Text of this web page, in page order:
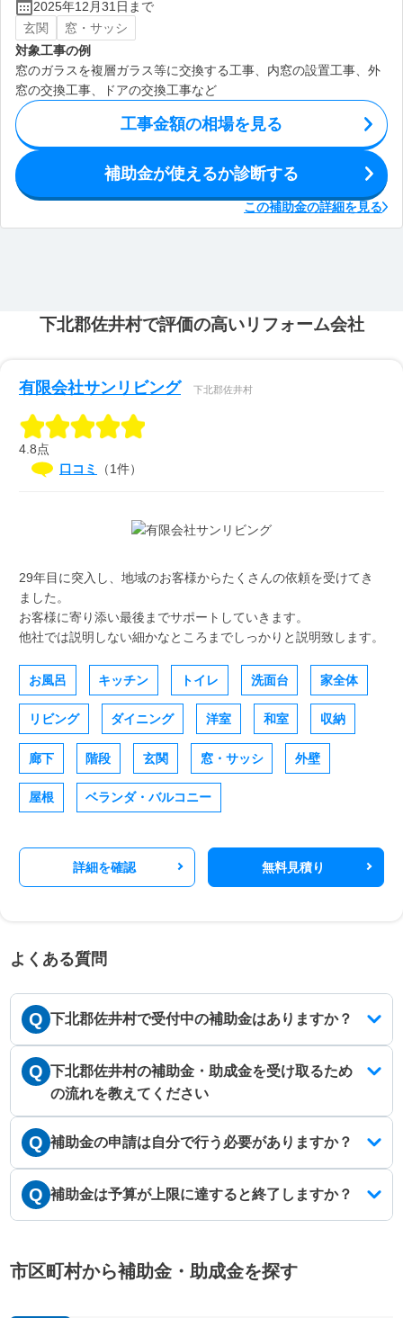
2025年12月31日まで
玄関
窓・サッシ
対象工事の例
窓のガラスを複層ガラス等に交換する工事、内窓の設置工事、外
窓の交換工事、ドアの交換工事など
工事金額の相場を見る
補助金が使えるか診断する
この補助金の詳細を見る
下北郡佐井村で評価の高いリフォーム会社
有限会社サンリビング 下北郡佐井村
4.8点
口コミ
（1件）
29年目に突入し、地域のお客様からたくさんの依頼を受けてき
ました。
お客様に寄り添い最後までサポートしていきます。
他社では説明しない細かなところまでしっかりと説明致します。
お風呂 キッチン トイレ 洗面台 家全体
リビング ダイニング 洋室 和室 収納
廊下 階段 玄関 窓・サッシ 外壁
屋根 ベランダ・バルコニー
詳細を確認 無料見積り
よくある質問
Q 下北郡佐井村で受付中の補助金はありますか？
Q 下北郡佐井村の補助金・助成金を受け取るため
の流れを教えてください
Q 補助金の申請は自分で行う必要がありますか？
Q 補助金は予算が上限に達すると終了しますか？
市区町村から補助金・助成金を探す